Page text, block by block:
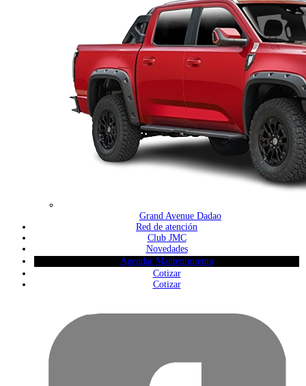
Grand Avenue Dadao
Red de atención
Club JMC
Novedades
Agendar Mantenimiento
Cotizar
Cotizar